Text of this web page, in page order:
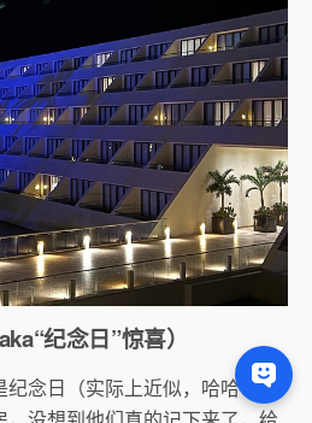
纪念日”惊喜）
念日（实际上近似，哈哈